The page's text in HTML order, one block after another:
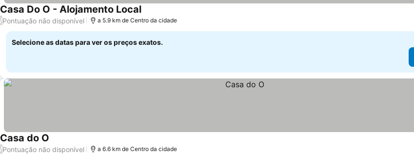
Casa Do O - Alojamento LocalVer preços
/Pontuação não disponível a 5.9 km de Centro da cidade
Selecione as datas para ver os preços exatos.
Casa do O
/Pontuação não disponível a 6.6 km de Centro da cidade